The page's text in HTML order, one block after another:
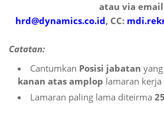
atau via
hrd@dynamics.co.id, CC:
Catatan:
Cantumkan Posisi jabatan
kanan atas amplop lamaran kerja
Lamaran paling lama diteirma